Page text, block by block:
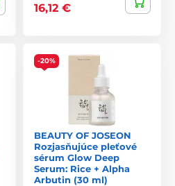
16,12 €
-20%
BEAUTY OF JOSEON
Rozjasňujúce pleťové
sérum Glow Deep
Serum: Rice + Alpha
Arbutin (30 ml)